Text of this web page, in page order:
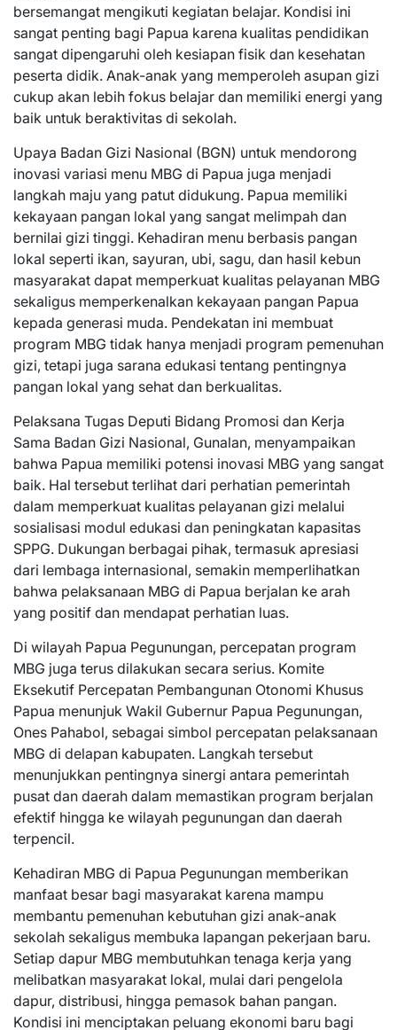
bersemangat mengikuti kegiatan belajar. Kondisi ini
sangat penting bagi Papua karena kualitas pendidikan
sangat dipengaruhi oleh kesiapan fisik dan kesehatan
peserta didik. Anak-anak yang memperoleh asupan gizi
cukup akan lebih fokus belajar dan memiliki energi yang
baik untuk beraktivitas di sekolah.
Upaya Badan Gizi Nasional (BGN) untuk mendorong
inovasi variasi menu MBG di Papua juga menjadi
langkah maju yang patut didukung. Papua memiliki
kekayaan pangan lokal yang sangat melimpah dan
bernilai gizi tinggi. Kehadiran menu berbasis pangan
lokal seperti ikan, sayuran, ubi, sagu, dan hasil kebun
masyarakat dapat memperkuat kualitas pelayanan MBG
sekaligus memperkenalkan kekayaan pangan Papua
kepada generasi muda. Pendekatan ini membuat
program MBG tidak hanya menjadi program pemenuhan
gizi, tetapi juga sarana edukasi tentang pentingnya
pangan lokal yang sehat dan berkualitas.
Pelaksana Tugas Deputi Bidang Promosi dan Kerja
Sama Badan Gizi Nasional, Gunalan, menyampaikan
bahwa Papua memiliki potensi inovasi MBG yang sangat
baik. Hal tersebut terlihat dari perhatian pemerintah
dalam memperkuat kualitas pelayanan gizi melalui
sosialisasi modul edukasi dan peningkatan kapasitas
SPPG. Dukungan berbagai pihak, termasuk apresiasi
dari lembaga internasional, semakin memperlihatkan
bahwa pelaksanaan MBG di Papua berjalan ke arah
yang positif dan mendapat perhatian luas.
Di wilayah Papua Pegunungan, percepatan program
MBG juga terus dilakukan secara serius. Komite
Eksekutif Percepatan Pembangunan Otonomi Khusus
Papua menunjuk Wakil Gubernur Papua Pegunungan,
Ones Pahabol, sebagai simbol percepatan pelaksanaan
MBG di delapan kabupaten. Langkah tersebut
menunjukkan pentingnya sinergi antara pemerintah
pusat dan daerah dalam memastikan program berjalan
efektif hingga ke wilayah pegunungan dan daerah
terpencil.
Kehadiran MBG di Papua Pegunungan memberikan
manfaat besar bagi masyarakat karena mampu
membantu pemenuhan kebutuhan gizi anak-anak
sekolah sekaligus membuka lapangan pekerjaan baru.
Setiap dapur MBG membutuhkan tenaga kerja yang
melibatkan masyarakat lokal, mulai dari pengelola
dapur, distribusi, hingga pemasok bahan pangan.
Kondisi ini menciptakan peluang ekonomi baru bagi